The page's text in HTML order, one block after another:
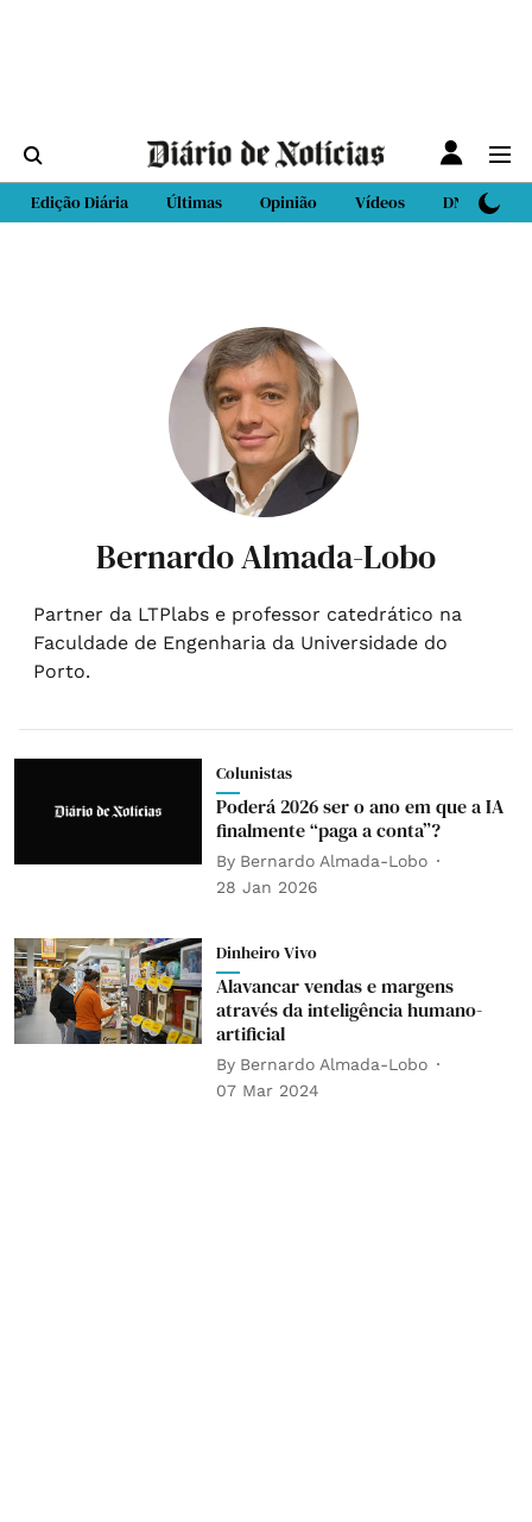
Edição Diária Últimas Opinião Vídeos DN Sport
Bernardo Almada-Lobo
Partner da LTPlabs e professor catedrático na
Faculdade de Engenharia da Universidade do
Porto.
Colunistas
Poderá 2026 ser o ano em que a IA
finalmente “paga a conta”?
By Bernardo Almada-Lobo
28 Jan 2026
Dinheiro Vivo
Alavancar vendas e margens
através da inteligência humano-
artificial
By Bernardo Almada-Lobo
07 Mar 2024